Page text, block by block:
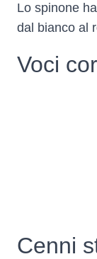
Lo spinone
dal bianco al
Voci
Cenni